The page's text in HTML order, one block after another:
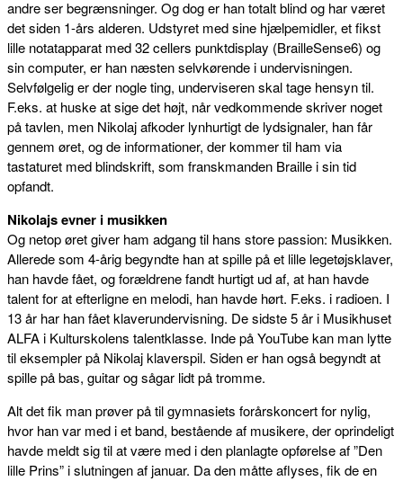
andre ser begrænsninger. Og dog er han totalt blind og har været
det siden 1-års alderen. Udstyret med sine hjælpemidler, et fikst
lille notatapparat med 32 cellers punktdisplay (BrailleSense6) og
sin computer, er han næsten selvkørende i undervisningen.
Selvfølgelig er der nogle ting, underviseren skal tage hensyn til.
F.eks. at huske at sige det højt, når vedkommende skriver noget
på tavlen, men Nikolaj afkoder lynhurtigt de lydsignaler, han får
gennem øret, og de informationer, der kommer til ham via
tastaturet med blindskrift, som franskmanden Braille i sin tid
opfandt.
Nikolajs evner i musikken
Og netop øret giver ham adgang til hans store passion: Musikken.
Allerede som 4-årig begyndte han at spille på et lille legetøjsklaver,
han havde fået, og forældrene fandt hurtigt ud af, at han havde
talent for at efterligne en melodi, han havde hørt. F.eks. i radioen. I
13 år har han fået klaverundervisning. De sidste 5 år i Musikhuset
ALFA i Kulturskolens talentklasse. Inde på YouTube kan man lytte
til eksempler på Nikolaj klaverspil. Siden er han også begyndt at
spille på bas, guitar og sågar lidt på tromme.
Alt det fik man prøver på til gymnasiets forårskoncert for nylig,
hvor han var med i et band, bestående af musikere, der oprindeligt
havde meldt sig til at være med i den planlagte opførelse af ”Den
lille Prins” i slutningen af januar. Da den måtte aflyses, fik de en